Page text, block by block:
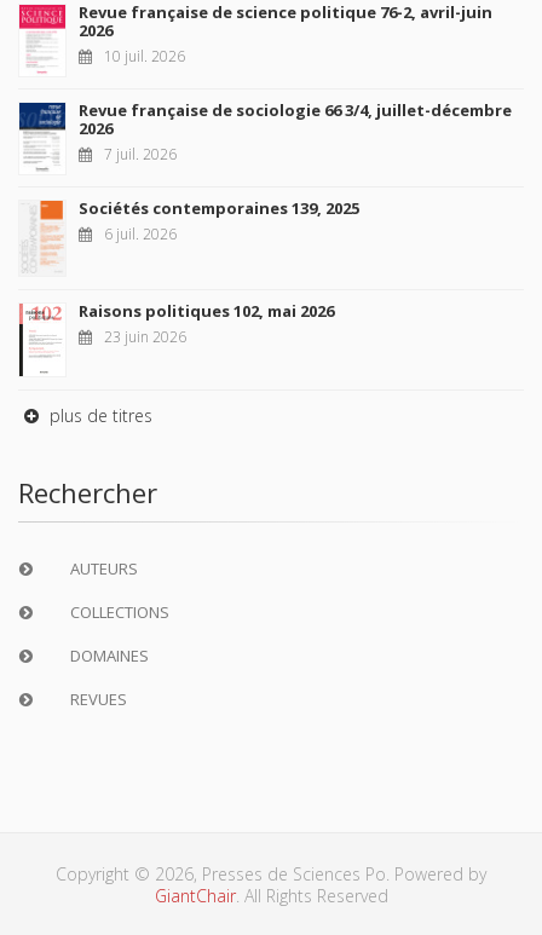
Revue française de science politique 76-2, avril-juin
2026
10 juil. 2026
Revue française de sociologie 66 3/4, juillet-décembre
2026
7 juil. 2026
Sociétés contemporaines 139, 2025
6 juil. 2026
Raisons politiques 102, mai 2026
23 juin 2026
plus de titres
Rechercher
AUTEURS
COLLECTIONS
DOMAINES
REVUES
Copyright © 2026, Presses de Sciences Po. Powered by
GiantChair. All Rights Reserved